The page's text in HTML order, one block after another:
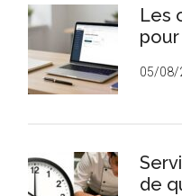
principaleLes
05/08/
de